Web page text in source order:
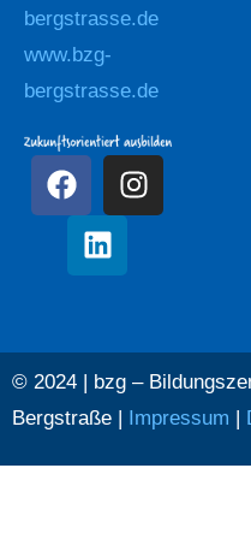
bergstrasse.de
www.bzg-
bergstrasse.de
© 2024 | bzg –
Bergstraße | Impressum |